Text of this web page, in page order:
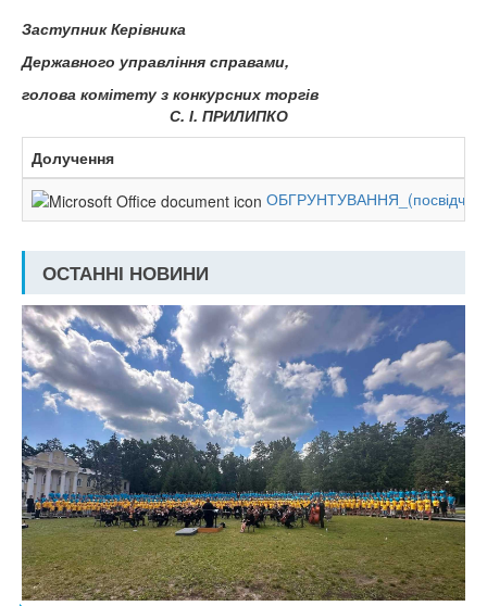
Заступник Керівника
Державного управління справами,
голова комітету з конкурсних торгів
С. І. ПРИЛИПКО
Долучення
ОСТАННІ НОВИНИ